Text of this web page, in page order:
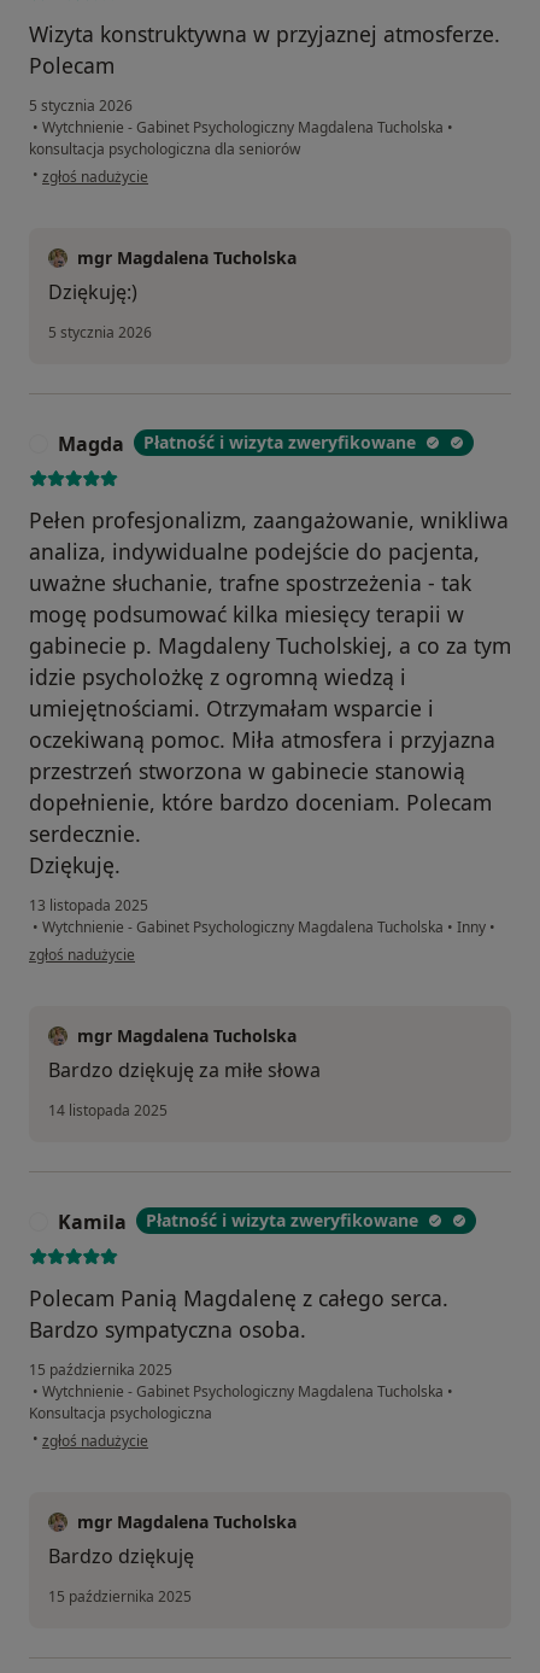
Wizyta konstruktywna w przyjaznej atmosferze.
Polecam
5 stycznia 2026
• Wytchnienie - Gabinet Psychologiczny Magdalena Tucholska •
konsultacja psychologiczna dla seniorów
• w opinii użytkownika Barbara
zgłoś nadużycie
mgr Magdalena Tucholska
Dziękuję:)
5 stycznia 2026
Magda Płatność i wizyta zweryfikowane
Pełen profesjonalizm, zaangażowanie, wnikliwa
analiza, indywidualne podejście do pacjenta,
uważne słuchanie, trafne spostrzeżenia - tak
mogę podsumować kilka miesięcy terapii w
gabinecie p. Magdaleny Tucholskiej, a co za tym
idzie psycholożkę z ogromną wiedzą i
umiejętnościami. Otrzymałam wsparcie i
oczekiwaną pomoc. Miła atmosfera i przyjazna
przestrzeń stworzona w gabinecie stanowią
dopełnienie, które bardzo doceniam. Polecam
serdecznie.
Dziękuję.
13 listopada 2025
• Wytchnienie - Gabinet Psychologiczny Magdalena Tucholska • Inny •
w opinii użytkownika Magda
zgłoś nadużycie
mgr Magdalena Tucholska
Bardzo dziękuję za miłe słowa
14 listopada 2025
Kamila Płatność i wizyta zweryfikowane
Polecam Panią Magdalenę z całego serca.
Bardzo sympatyczna osoba.
15 października 2025
• Wytchnienie - Gabinet Psychologiczny Magdalena Tucholska •
Konsultacja psychologiczna
• w opinii użytkownika Kamila
zgłoś nadużycie
mgr Magdalena Tucholska
Bardzo dziękuję
15 października 2025